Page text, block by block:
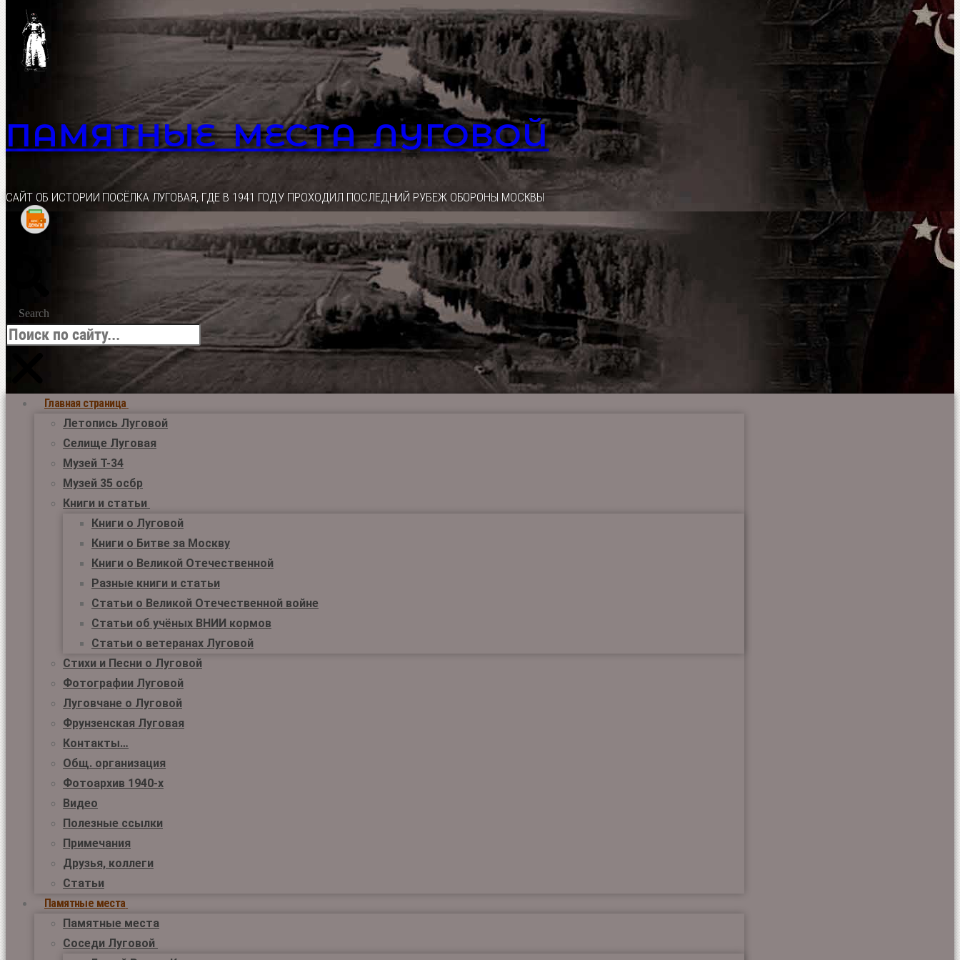
Перейти
содержимому
ПАМЯТНЫЕ МЕСТА ЛУГОВОЙ
CАЙТ ОБ ИСТОРИИ ПОСЁЛКА ЛУГОВАЯ, ГДЕ В 1941 ГОДУ ПРОХОДИЛ ПОСЛЕДНИЙ РУБЕЖ ОБОРОНЫ МОСКВЫ
Search
Главная страница
Летопись Луговой
Селище Луговая
Музей Т-34
Музей 35 осбр
Книги и статьи
Книги о Луговой
Книги о Битве за Москву
Книги о Великой Отечественной
Разные книги и статьи
Статьи о Великой Отечественной войне
Статьи об учёных ВНИИ кормов
Статьи о ветеранах Луговой
Стихи и Песни о Луговой
Фотографии Луговой
Луговчане о Луговой
Фрунзенская Луговая
Контакты…
Общ. организация
Фотоархив 1940-х
Видео
Полезные ссылки
Примечания
Друзья, коллеги
Статьи
Памятные места
Памятные места
Соседи Луговой